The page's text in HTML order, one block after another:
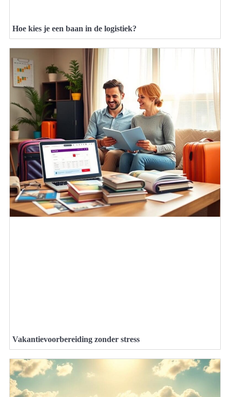
Hoe kies je een baan in de logistiek?
Vakantievoorbereiding zonder stress